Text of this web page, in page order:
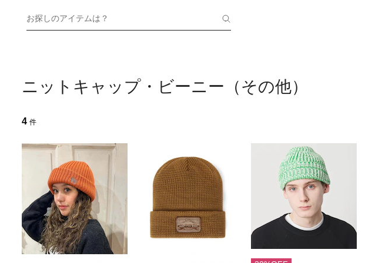
お探しのアイテムは？
ニットキャップ・ビーニー（その他）
4 件